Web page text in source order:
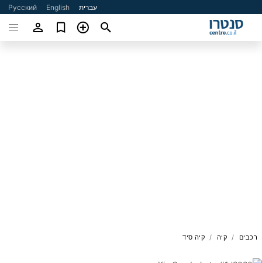
עברית English
Русский
רכבים קיה קיה סיד